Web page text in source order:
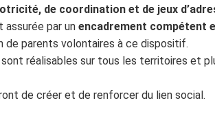
de coordination et de jeux
assurée par un encadrement compétent
de parents volontaires à ce dispositif.
réalisables sur tous les territoires et
de créer et de renforcer du lien social.